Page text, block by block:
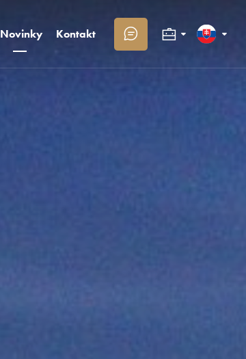
Novinky Kontakt
Kongresy a firmySlovenčina